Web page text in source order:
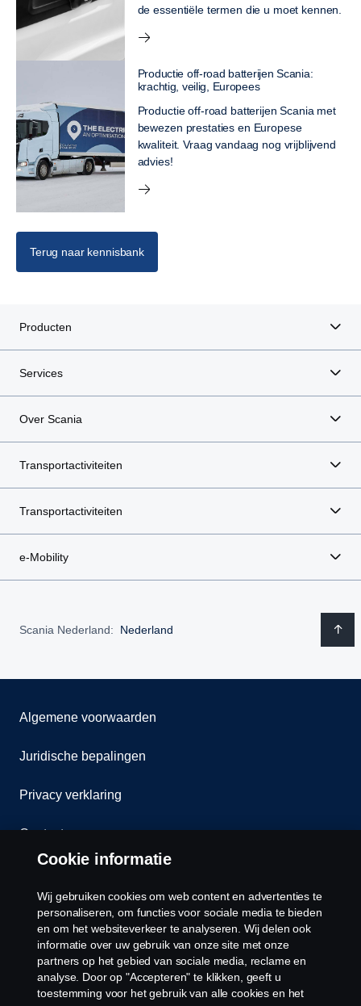
de essentiële termen die u moet kennen.
Productie off-road batterijen Scania:
krachtig, veilig, Europees
Productie off-road batterijen Scania met
bewezen prestaties en Europese
kwaliteit. Vraag vandaag nog vrijblijvend
advies!
Terug naar kennisbank
Producten
Services
Over Scania
Transportactiviteiten
Transportactiviteiten
e-Mobility
Scania Nederland: Nederland
Algemene voorwaarden
Juridische bepalingen
Privacy verklaring
Contact
Cookiebeleid
Cookies
Cookie informatie
Wij gebruiken cookies om web content en advertenties te
personaliseren, om functies voor sociale media te bieden
en om het websiteverkeer te analyseren. Wij delen ook
informatie over uw gebruik van onze site met onze
partners op het gebied van sociale media, reclame en
analyse. Door op "Accepteren" te klikken, geeft u
toestemming voor het gebruik van alle cookies en het